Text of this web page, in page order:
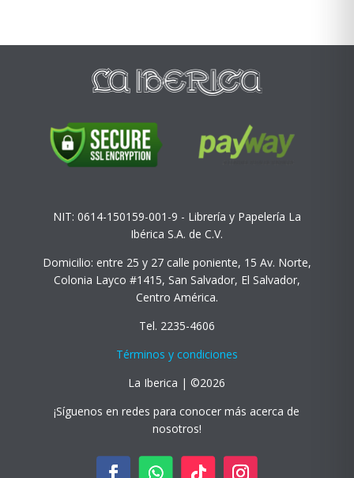
NIT: 0614-150159-001-9 - Librería y Papelería La
Ibérica S.A. de C.V.
Domicilio: entre 25 y 27 calle poniente, 15 Av. Norte,
Colonia Layco #1415, San Salvador, El Salvador,
Centro América.
Tel. 2235-4606
Términos y condiciones
La Iberica | ©2026
¡Síguenos en redes para conocer más acerca de
nosotros!